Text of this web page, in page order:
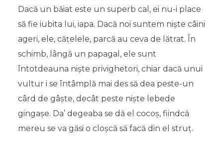
Dacă un băiat este un superb cal, ei nu-i place
să fie iubita lui, iapa. Dacă noi suntem niște câini
ageri, ele, cățelele, parcă au ceva de lătrat. În
schimb, lângă un papagal, ele sunt
întotdeauna niște privighetori, chiar dacă unui
vultur i se întâmplă mai des să dea peste-un
cârd de gâște, decât peste niște lebede
gingașe. Da’ degeaba se dă el cocoș, fiindcă
mereu se va găsi o cloșcă să facă din el struț.